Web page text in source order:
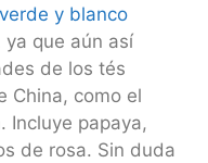
y blanco
que aún así
de los tés
China, como el
. Incluye papaya,
de rosa. Sin duda